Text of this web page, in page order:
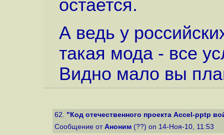
остается.
А ведь у
такая мода - все
Видно мало вы
62. "Код отечественного проекта Accel-pptp
Сообщение от Аноним (??) on 14-Ноя-10, 11:53